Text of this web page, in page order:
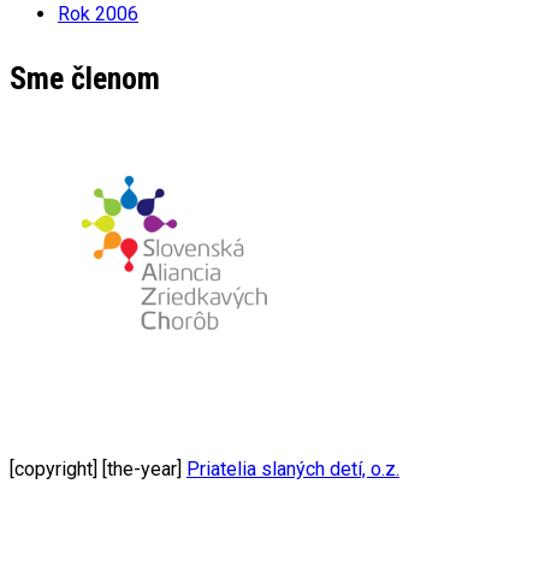
Rok 2006
Sme členom
[copyright] [the-year] Priatelia slaných detí, o.z.